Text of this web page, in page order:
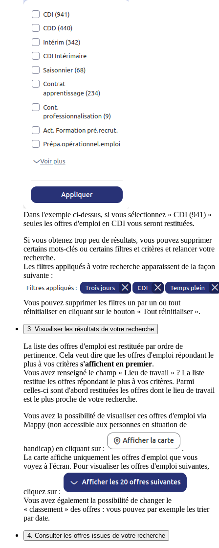
Dans l'exemple ci-dessus, si vous sélectionnez « CDI (941) »
seules les offres d'emploi en CDI vous seront restituées.
Si vous obtenez trop peu de résultats, vous pouvez supprimer
certains mots-clés ou certains filtres et critères et relancer votre
recherche.
Les filtres appliqués à votre recherche apparaissent de la façon
suivante :
Vous pouvez supprimer les filtres un par un ou tout
réinitialiser en cliquant sur le bouton « Tout réinitialiser ».
3. Visualiser les résultats de votre recherche
La liste des offres d'emploi est restituée par ordre de
pertinence. Cela veut dire que les offres d'emploi répondant le
plus à vos critères s'affichent en premier.
Vous avez renseigné le champ « Lieu de travail » ? La liste
restitue les offres répondant le plus à vos critères. Parmi
celles-ci sont d'abord restituées les offres dont le lieu de travail
est le plus proche de votre recherche.
Vous avez la possibilité de visualiser ces offres d'emploi via
Mappy (non accessible aux personnes en situation de
handicap) en cliquant sur :
.
La carte affiche uniquement les offres d'emploi que vous
voyez à l'écran. Pour visualiser les offres d'emploi suivantes,
cliquez sur :
Vous avez également la possibilité de changer le
« classement » des offres : vous pouvez par exemple les trier
par date.
4. Consulter les offres issues de votre recherche